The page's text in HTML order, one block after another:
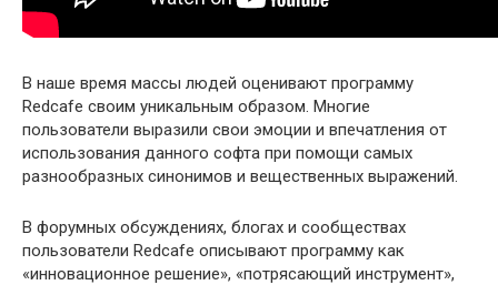
В наше время массы людей оценивают программу
Redcafe своим уникальным образом. Многие
пользователи выразили свои эмоции и впечатления от
использования данного софта при помощи самых
разнообразных синонимов и вещественных выражений.
В форумных обсуждениях, блогах и сообществах
пользователи Redcafe описывают программу как
«инновационное решение», «потрясающий инструмент»,